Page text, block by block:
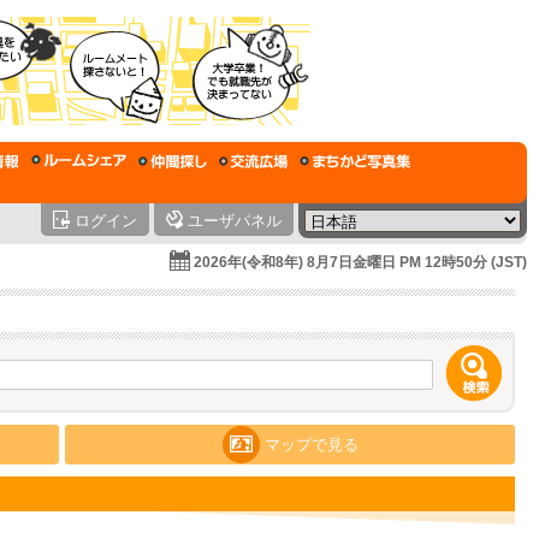
ログイン ユーザパネル
2026年(令和8年) 8月7日金曜日 PM 12時50分 (JST)
マップで見る